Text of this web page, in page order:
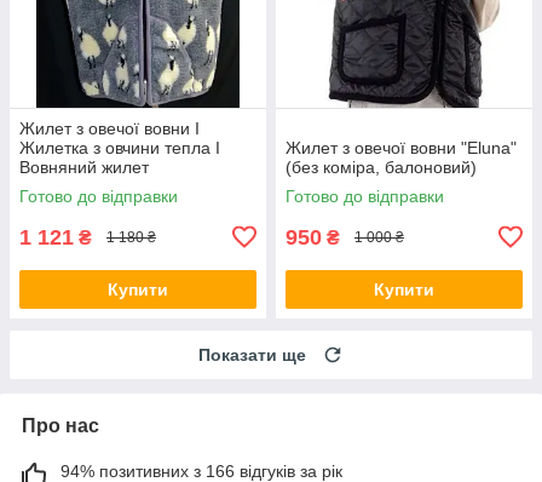
Жилет з овечої вовни I
Жилетка з овчини тепла I
Вовняний жилет
Готово до відправки
1 121 ₴ 1 180 ₴
Купити
Жилет з овечої вовни "Eluna"
(без коміра, балоновий)
Готово до відправки
950 ₴ 1 000 ₴
Купити
Показати ще
Про нас
94% позитивних з 166 відгуків за рік